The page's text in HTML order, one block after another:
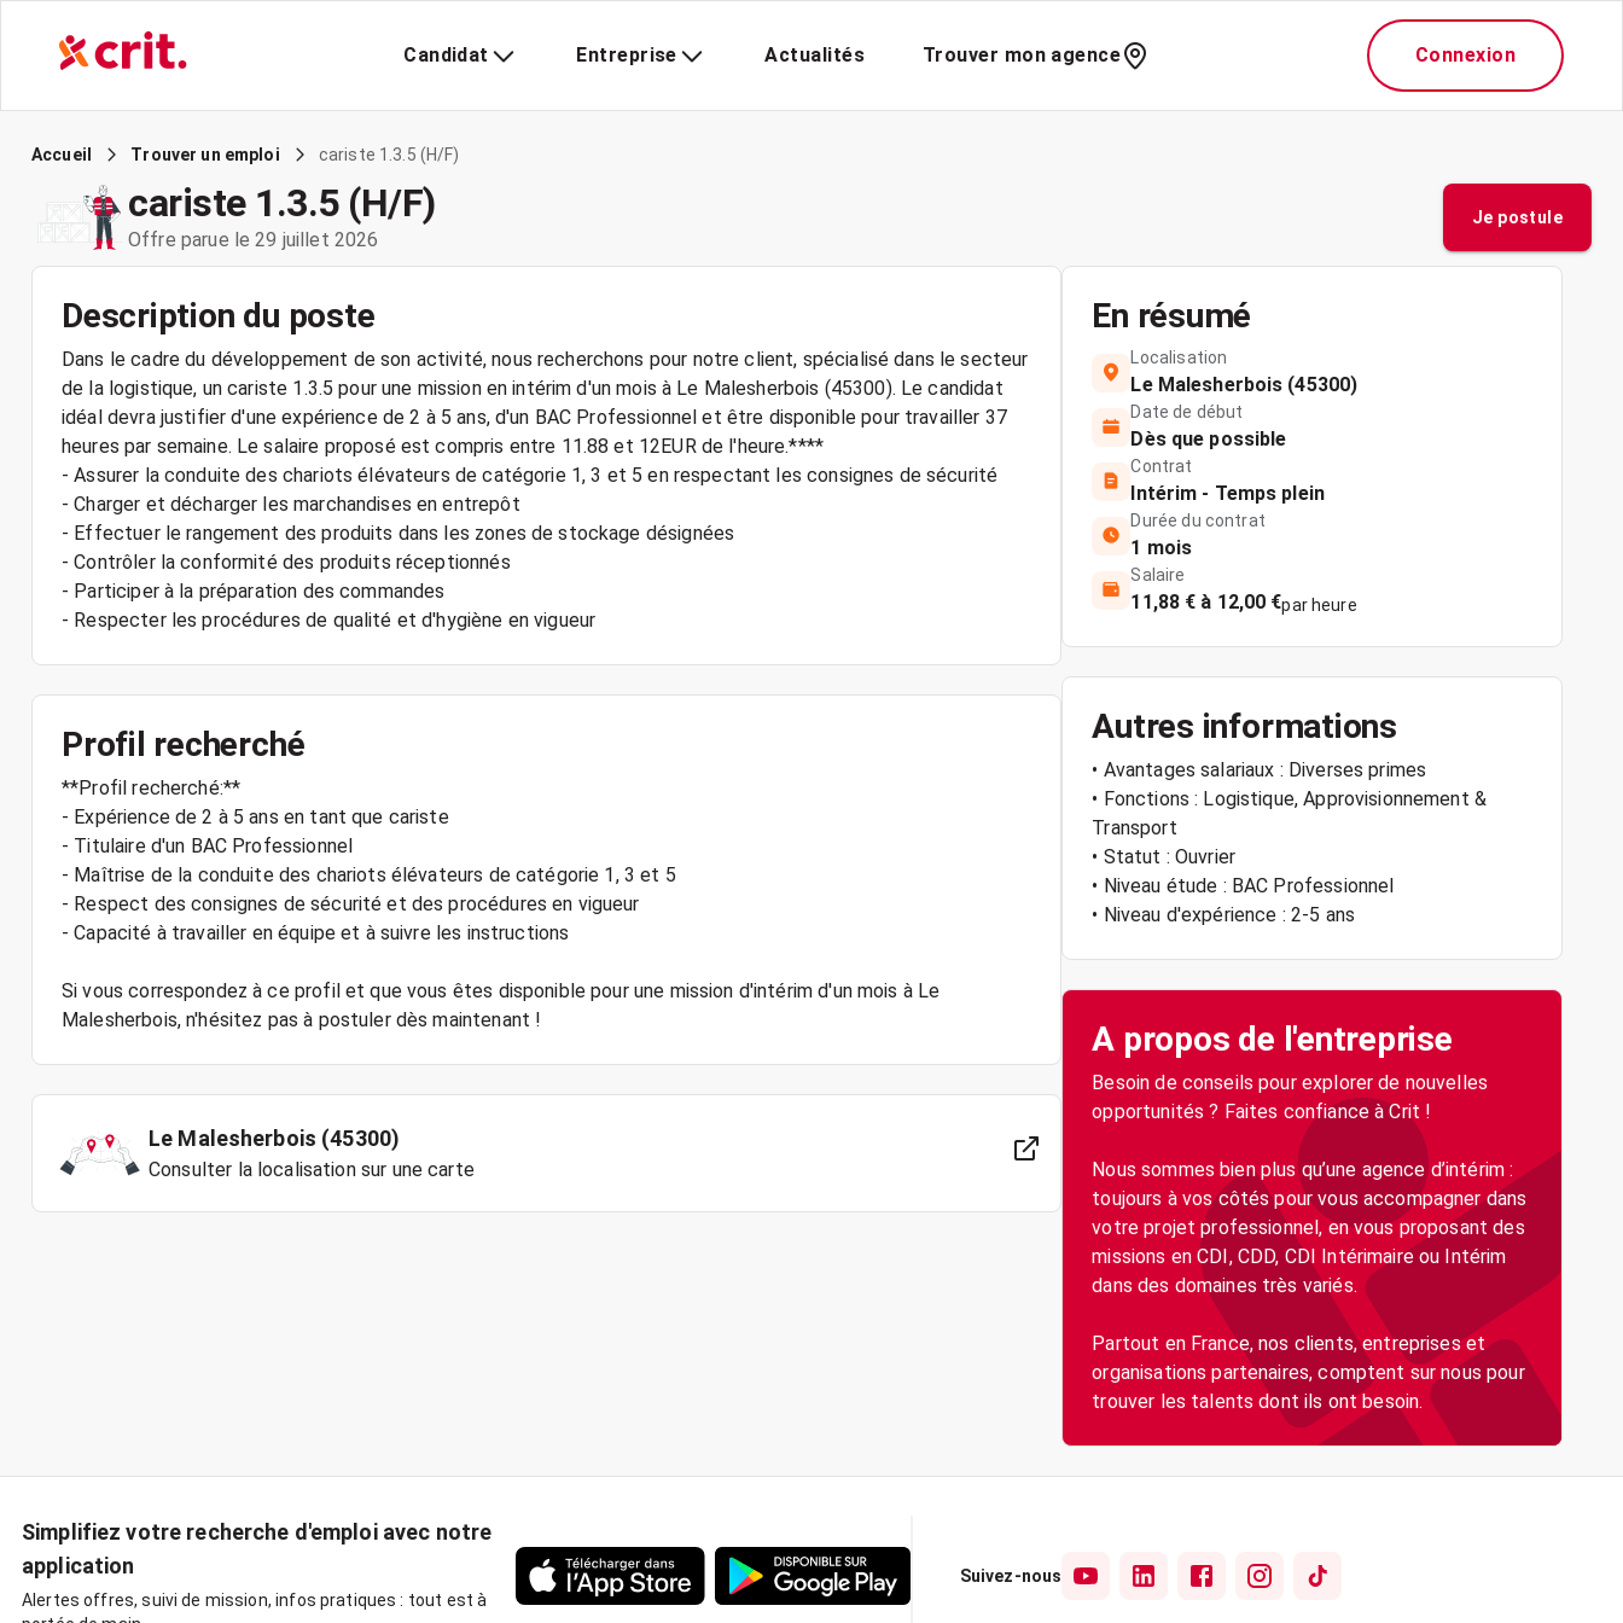
Candidat Entreprise Actualités Trouver mon agence Connexion
Accueil Trouver un emploi cariste 1.3.5 (H/F)
cariste 1.3.5 (H/F)
Offre parue le 29 juillet 2026
Je postule
Description du poste
Dans le cadre du développement de son activité, nous recherchons pour notre client, spécialisé dans le secteur
de la logistique, un cariste 1.3.5 pour une mission en intérim d'un mois à Le Malesherbois (45300). Le candidat
idéal devra justifier d'une expérience de 2 à 5 ans, d'un BAC Professionnel et être disponible pour travailler 37
heures par semaine. Le salaire proposé est compris entre 11.88 et 12EUR de l'heure.****
- Assurer la conduite des chariots élévateurs de catégorie 1, 3 et 5 en respectant les consignes de sécurité
- Charger et décharger les marchandises en entrepôt
- Effectuer le rangement des produits dans les zones de stockage désignées
- Contrôler la conformité des produits réceptionnés
- Participer à la préparation des commandes
Profil recherché
**Profil recherché:**
- Expérience de 2 à 5 ans en tant que cariste
- Titulaire d'un BAC Professionnel
- Maîtrise de la conduite des chariots élévateurs de catégorie 1, 3 et 5
- Respect des consignes de sécurité et des procédures en vigueur
- Capacité à travailler en équipe et à suivre les instructions
Si vous correspondez à ce profil et que vous êtes disponible pour une mission d'intérim d'un mois à Le
Le Malesherbois (45300)
Consulter la localisation sur une carte
En résumé
Localisation
Le Malesherbois (45300)
Date de début
Dès que possible
Contrat
Intérim - Temps plein
Durée du contrat
1 mois
Salaire
11,88 € à 12,00 €par heure
Autres informations
• Avantages salariaux : Diverses primes
• Fonctions : Logistique, Approvisionnement &
Transport
• Statut : Ouvrier
• Niveau étude : BAC Professionnel
• Niveau d'expérience : 2-5 ans
A propos de l'entreprise
Besoin de conseils pour explorer de nouvelles
opportunités ? Faites confiance à Crit !
Nous sommes bien plus qu’une agence d’intérim :
toujours à vos côtés pour vous accompagner dans
votre projet professionnel, en vous proposant des
missions en CDI, CDD, CDI Intérimaire ou Intérim
dans des domaines très variés.
Partout en France, nos clients, entreprises et
organisations partenaires, comptent sur nous pour
trouver les talents dont ils ont besoin.
Simplifiez votre recherche d'emploi avec notre
application
Alertes offres, suivi de mission, infos pratiques : tout est à
Suivez-nous